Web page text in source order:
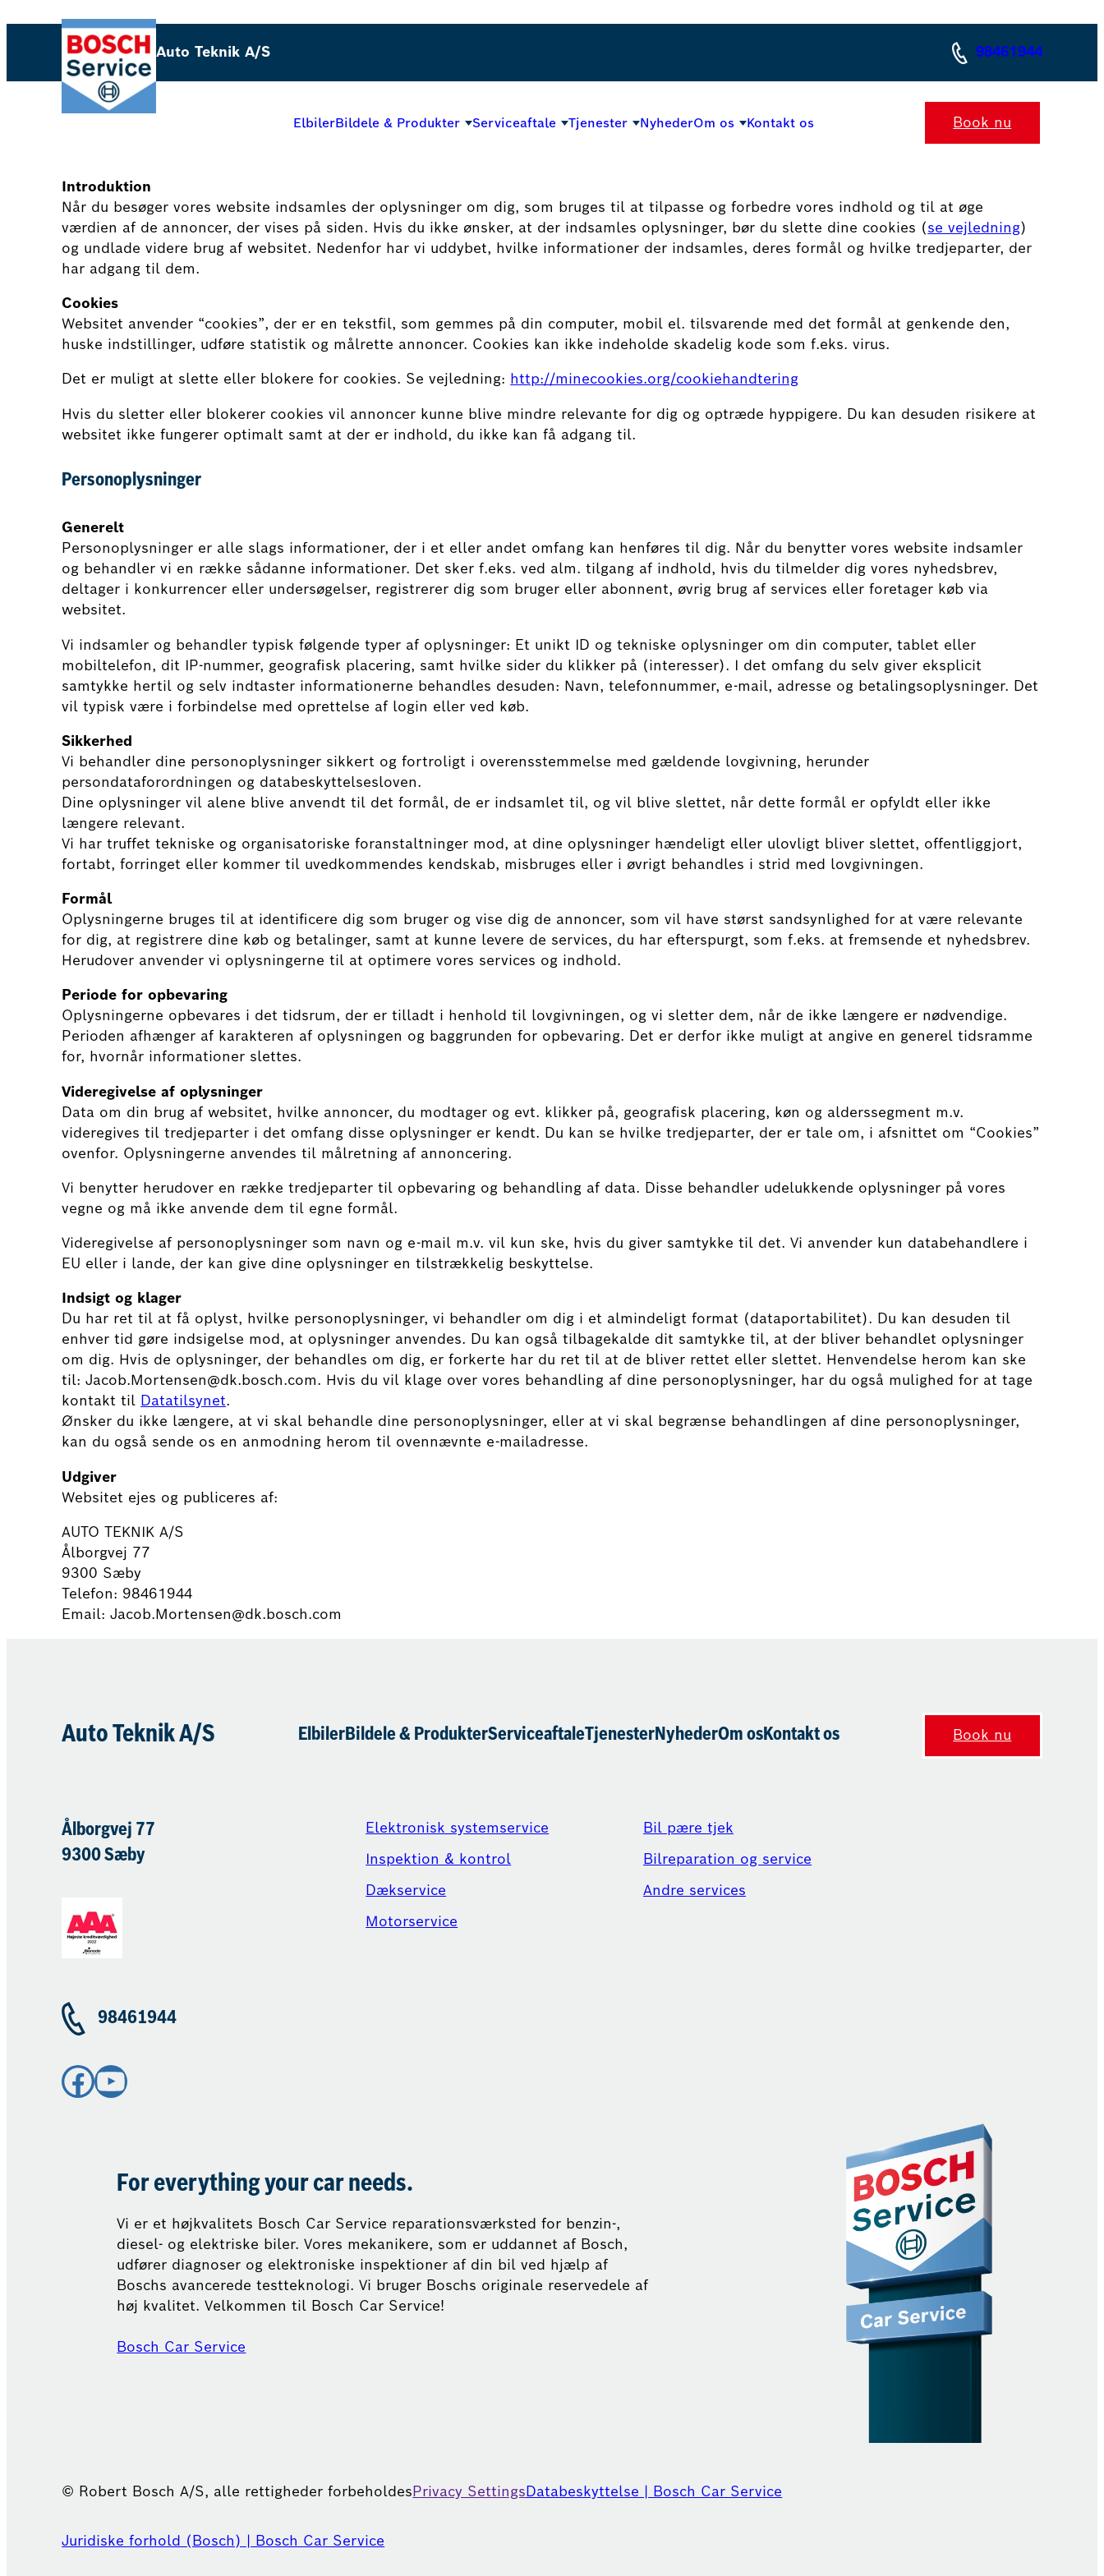
Auto Teknik A/S 98461944
ElbilerBildele & Produkter Serviceaftale Tjenester NyhederOm os Kontakt os Book nu
Introduktion
Når du besøger vores website indsamles der oplysninger om dig, som bruges til at tilpasse og forbedre vores indhold og til at øge
værdien af de annoncer, der vises på siden. Hvis du ikke ønsker, at der indsamles oplysninger, bør du slette dine cookies (se vejledning)
og undlade videre brug af websitet. Nedenfor har vi uddybet, hvilke informationer der indsamles, deres formål og hvilke tredjeparter, der
har adgang til dem.
Cookies
Websitet anvender “cookies”, der er en tekstfil, som gemmes på din computer, mobil el. tilsvarende med det formål at genkende den,
huske indstillinger, udføre statistik og målrette annoncer. Cookies kan ikke indeholde skadelig kode som f.eks. virus.
Det er muligt at slette eller blokere for cookies. Se vejledning: http://minecookies.org/cookiehandtering
Hvis du sletter eller blokerer cookies vil annoncer kunne blive mindre relevante for dig og optræde hyppigere. Du kan desuden risikere at
websitet ikke fungerer optimalt samt at der er indhold, du ikke kan få adgang til.
Personoplysninger
Generelt
Personoplysninger er alle slags informationer, der i et eller andet omfang kan henføres til dig. Når du benytter vores website indsamler
og behandler vi en række sådanne informationer. Det sker f.eks. ved alm. tilgang af indhold, hvis du tilmelder dig vores nyhedsbrev,
deltager i konkurrencer eller undersøgelser, registrerer dig som bruger eller abonnent, øvrig brug af services eller foretager køb via
websitet.
Vi indsamler og behandler typisk følgende typer af oplysninger: Et unikt ID og tekniske oplysninger om din computer, tablet eller
mobiltelefon, dit IP-nummer, geografisk placering, samt hvilke sider du klikker på (interesser). I det omfang du selv giver eksplicit
samtykke hertil og selv indtaster informationerne behandles desuden: Navn, telefonnummer, e-mail, adresse og betalingsoplysninger. Det
vil typisk være i forbindelse med oprettelse af login eller ved køb.
Sikkerhed
Vi behandler dine personoplysninger sikkert og fortroligt i overensstemmelse med gældende lovgivning, herunder
persondataforordningen og databeskyttelsesloven.
Dine oplysninger vil alene blive anvendt til det formål, de er indsamlet til, og vil blive slettet, når dette formål er opfyldt eller ikke
længere relevant.
Vi har truffet tekniske og organisatoriske foranstaltninger mod, at dine oplysninger hændeligt eller ulovligt bliver slettet, offentliggjort,
fortabt, forringet eller kommer til uvedkommendes kendskab, misbruges eller i øvrigt behandles i strid med lovgivningen.
Formål
Oplysningerne bruges til at identificere dig som bruger og vise dig de annoncer, som vil have størst sandsynlighed for at være relevante
for dig, at registrere dine køb og betalinger, samt at kunne levere de services, du har efterspurgt, som f.eks. at fremsende et nyhedsbrev.
Herudover anvender vi oplysningerne til at optimere vores services og indhold.
Periode for opbevaring
Oplysningerne opbevares i det tidsrum, der er tilladt i henhold til lovgivningen, og vi sletter dem, når de ikke længere er nødvendige.
Perioden afhænger af karakteren af oplysningen og baggrunden for opbevaring. Det er derfor ikke muligt at angive en generel tidsramme
for, hvornår informationer slettes.
Videregivelse af oplysninger
Data om din brug af websitet, hvilke annoncer, du modtager og evt. klikker på, geografisk placering, køn og alderssegment m.v.
videregives til tredjeparter i det omfang disse oplysninger er kendt. Du kan se hvilke tredjeparter, der er tale om, i afsnittet om “Cookies”
ovenfor. Oplysningerne anvendes til målretning af annoncering.
Vi benytter herudover en række tredjeparter til opbevaring og behandling af data. Disse behandler udelukkende oplysninger på vores
vegne og må ikke anvende dem til egne formål.
Videregivelse af personoplysninger som navn og e-mail m.v. vil kun ske, hvis du giver samtykke til det. Vi anvender kun databehandlere i
EU eller i lande, der kan give dine oplysninger en tilstrækkelig beskyttelse.
Indsigt og klager
Du har ret til at få oplyst, hvilke personoplysninger, vi behandler om dig i et almindeligt format (dataportabilitet). Du kan desuden til
enhver tid gøre indsigelse mod, at oplysninger anvendes. Du kan også tilbagekalde dit samtykke til, at der bliver behandlet oplysninger
om dig. Hvis de oplysninger, der behandles om dig, er forkerte har du ret til at de bliver rettet eller slettet. Henvendelse herom kan ske
til: Jacob.Mortensen@dk.bosch.com. Hvis du vil klage over vores behandling af dine personoplysninger, har du også mulighed for at tage
kontakt til Datatilsynet.
Ønsker du ikke længere, at vi skal behandle dine personoplysninger, eller at vi skal begrænse behandlingen af dine personoplysninger,
kan du også sende os en anmodning herom til ovennævnte e-mailadresse.
Udgiver
Websitet ejes og publiceres af:
AUTO TEKNIK A/S
Ålborgvej 77
9300 Sæby
Telefon: 98461944
Email: Jacob.Mortensen@dk.bosch.com
Auto Teknik A/S ElbilerBildele & ProdukterServiceaftaleTjenesterNyhederOm osKontakt os Book nu
Ålborgvej 77
9300 Sæby
98461944
Facebook YouTube
Elektronisk systemservice
Inspektion & kontrol
Dækservice
Motorservice
Bil pære tjek
Bilreparation og service
Andre services
For everything your car needs.
Vi er et højkvalitets Bosch Car Service reparationsværksted for benzin-,
diesel- og elektriske biler. Vores mekanikere, som er uddannet af Bosch,
udfører diagnoser og elektroniske inspektioner af din bil ved hjælp af
Boschs avancerede testteknologi. Vi bruger Boschs originale reservedele af
høj kvalitet. Velkommen til Bosch Car Service!
Bosch Car Service
© Robert Bosch A/S, alle rettigheder forbeholdesPrivacy SettingsDatabeskyttelse | Bosch Car Service
Juridiske forhold (Bosch) | Bosch Car Service